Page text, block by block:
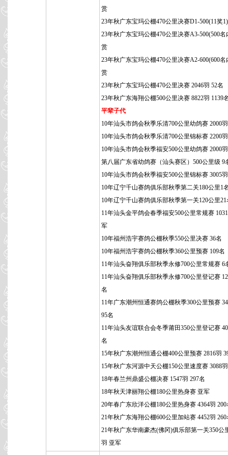
赏
23年秋广东宝玛公棚470公里决赛D1-500(11奖
23年秋广东宝玛公棚470公里决赛A3-500(500名
赏
23年秋广东宝玛公棚470公里决赛A2-600(600名
赏
23年秋广东宝玛公棚470公里决赛 2046羽 52名
23年秋广东海翔公棚500公里决赛 8822羽 1139
平辈子代
10年汕头市鸽会秋季乐清700公里幼鸽赛 2000
10年汕头市鸽会秋季乐清700公里锦标赛 2200
10年汕头市鸽会秋季福安500公里幼鸽赛 2000
第八届广东省幼鸽赛（汕头赛区）500公里级 9
10年汕头市鸽会秋季福安500公里锦标赛 3005
10年辽宁千山赛鸽俱乐部秋季第二关180公里1
10年辽宁千山赛鸽俱乐部秋季第一关120公里21
11年汕头金平鸽会春季福安500公里常规赛
军
10年福州浩宇赛鸽公棚秋季550公里决赛 36名
10年福州浩宇赛鸽公棚秋季360公里预赛 109名
11年汕头奋翔俱乐部秋季永修700公里常规赛 6
11年汕头奋翔俱乐部秋季永修700公里登记赛
名
11年广东潮州恒通赛鸽公棚秋季300公里预赛
95名
11年汕头友谊联合会冬季莆田350公里登记赛
名
15年秋广东潮州恒通公棚400公里预赛 2816羽
15年秋广东河源中天公棚150公里速度赛 3088
18年春兰州鼎盛公棚决赛 1547羽 297名
18年秋天津丽翔公棚180公里热身赛 亚军
20年春广东欣洋公棚180公里热身赛 4364羽 200
21年秋广东海翔公棚600公里加站赛 4452羽 260
21年秋广东华南豪杰(佛冈)俱乐部第一关350公
羽 亚军